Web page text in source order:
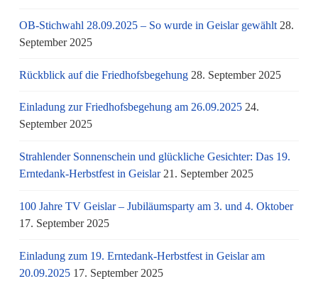
OB-Stichwahl 28.09.2025 – So wurde in Geislar gewählt 28.
September 2025
Rückblick auf die Friedhofsbegehung 28. September 2025
Einladung zur Friedhofsbegehung am 26.09.2025 24.
September 2025
Strahlender Sonnenschein und glückliche Gesichter: Das 19.
Erntedank-Herbstfest in Geislar 21. September 2025
100 Jahre TV Geislar – Jubiläumsparty am 3. und 4. Oktober
17. September 2025
Einladung zum 19. Erntedank-Herbstfest in Geislar am
20.09.2025 17. September 2025